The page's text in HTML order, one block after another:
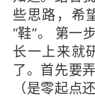
些思路，希
“鞋”。 第一
长一上来就
了。首先要
（是零起点